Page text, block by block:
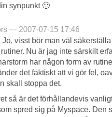
synpunkt 🙂
— 2007-07-15 17:46
Jo, visst bör man väl
Nu är jag inte särskilt
har någon form av
det faktiskt att vi gör fel,
skall stoppa det.
så är det förhållandevis
spred sig på Myspace. Den